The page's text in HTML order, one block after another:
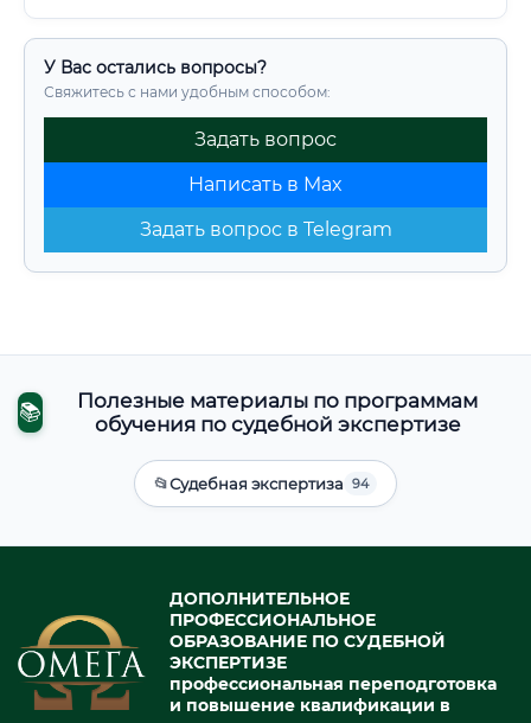
У Вас остались вопросы?
Свяжитесь с нами удобным способом:
Задать вопрос
Написать в Max
Задать вопрос в Telegram
📚
Полезные материалы по программам
обучения по судебной экспертизе
📂Судебная экспертиза 94
ДОПОЛНИТЕЛЬНОЕ
ПРОФЕССИОНАЛЬНОЕ
ОБРАЗОВАНИЕ ПО СУДЕБНОЙ
ЭКСПЕРТИЗЕ
профессиональная переподготовка
и повышение квалификации в